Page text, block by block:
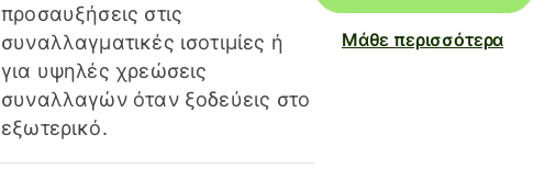
προσαυξήσεις στις
συναλλαγματικές ισοτιμίες ή
για υψηλές χρεώσεις
συναλλαγών όταν ξοδεύεις στο
εξωτερικό.
Μάθε περισσότερα